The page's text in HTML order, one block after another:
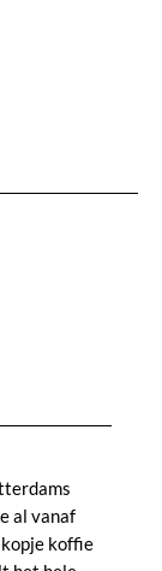
al vanaf
koffie